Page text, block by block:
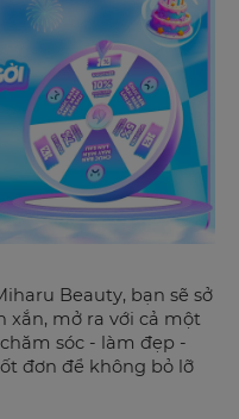
Beauty, bạn sẽ sở
xắn, mở ra với cả một
sóc - làm đẹp -
đơn để không bỏ lỡ